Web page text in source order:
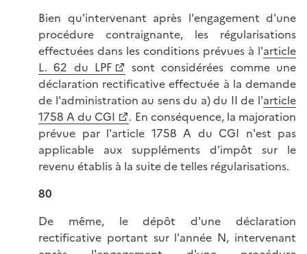
Bien qu'intervenant après l'engagement d'une
procédure contraignante, les régularisations
effectuées dans les conditions prévues à l'article
L. 62 du LPF
sont considérées comme une
déclaration rectificative effectuée à la demande
de l'administration au sens du a) du II de l'article
1758 A du CGI
. En conséquence, la majoration
prévue par l'article 1758 A du CGI n'est pas
applicable aux suppléments d'impôt sur le
revenu établis à la suite de telles régularisations.
80
De même, le dépôt d'une déclaration
rectificative portant sur l'année N, intervenant